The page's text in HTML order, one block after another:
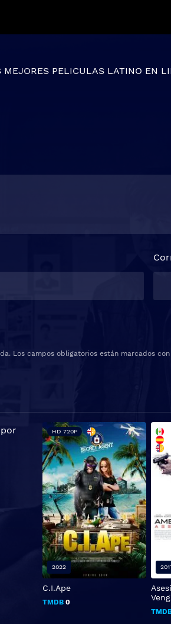
MEJORES PELICULAS LATINO EN
Los campos obligatorios están marcados con
C.I.Ape
TMDB0
HD 720P
2022